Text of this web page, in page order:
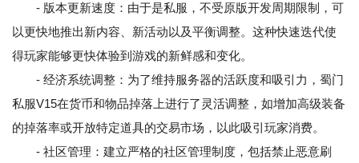
- 版本更新速度：由于是私服，不受原版开发周期限制，可
以更快地推出新内容、新活动以及平衡调整。这种快速迭代使
得玩家能够更快体验到游戏的新鲜感和变化。
- 经济系统调整：为了维持服务器的活跃度和吸引力，蜀门
私服V15在货币和物品掉落上进行了灵活调整，如增加高级装备
的掉落率或开放特定道具的交易市场，以此吸引玩家消费。
- 社区管理：建立严格的社区管理制度，包括禁止恶意刷